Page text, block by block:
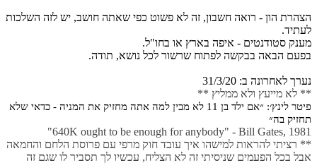
הצהרת הון - רואה חשבון, זה לא פשוט כפי שאתה חושב, יש לזה השלכות
לעתיד.
מענק סטודנטים - איפה בארץ או בחו"ל.
בפעם הבאה בבקשה לפתוח שרשור לכל נושא, תודה.
נערך לאחרונה ב: 31/3/20
** לא מייעץ ולא ממליץ **
פיטר לינץ׳: ״אם ילד בן 11 לא מבין למה אתה מחזיק את המניה - כדאי שלא
תחזיק בה״
640K ought to be enough for anybody" - Bill Gates, 1981"
** רציתי להראות למישהו איך עובד חוק מרפי עם פרוסת הלחם והחמאה
אבל בכל הפעמים שניסיתי זה לא הצליח, עכשיו לך תסביר לו שגם זה